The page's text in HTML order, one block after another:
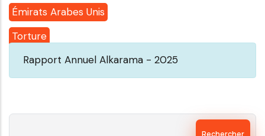
Émirats Arabes Unis
Torture
Rapport Annuel Alkarama - 2025